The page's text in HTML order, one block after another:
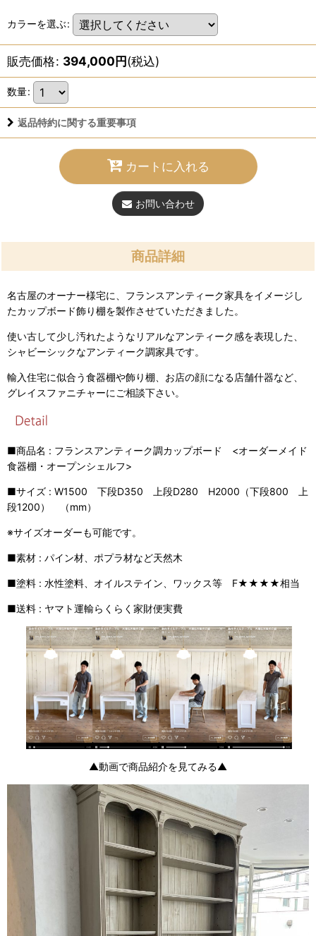
カラーを選ぶ:
販売価格: 394,000円(税込)
数量:
返品特約に関する重要事項
カートに入れる
お問い合わせ
商品詳細
名古屋のオーナー様宅に、フランスアンティーク家具をイメージし
たカップボード飾り棚を製作させていただきました。
使い古して少し汚れたようなリアルなアンティーク感を表現した、
シャビーシックなアンティーク調家具です。
輸入住宅に似合う食器棚や飾り棚、お店の顔になる店舗什器など、
グレイスファニチャーにご相談下さい。
■商品名 : フランスアンティーク調カップボード <オーダーメイド
食器棚・オープンシェルフ>
■サイズ : W1500 下段D350 上段D280 H2000（下段800 上
段1200） （mm）
※サイズオーダーも可能です。
■素材 : パイン材、ポプラ材など天然木
■塗料 : 水性塗料、オイルステイン、ワックス等 F★★★★相当
■送料 : ヤマト運輸らくらく家財便実費
▲動画で商品紹介を見てみる▲